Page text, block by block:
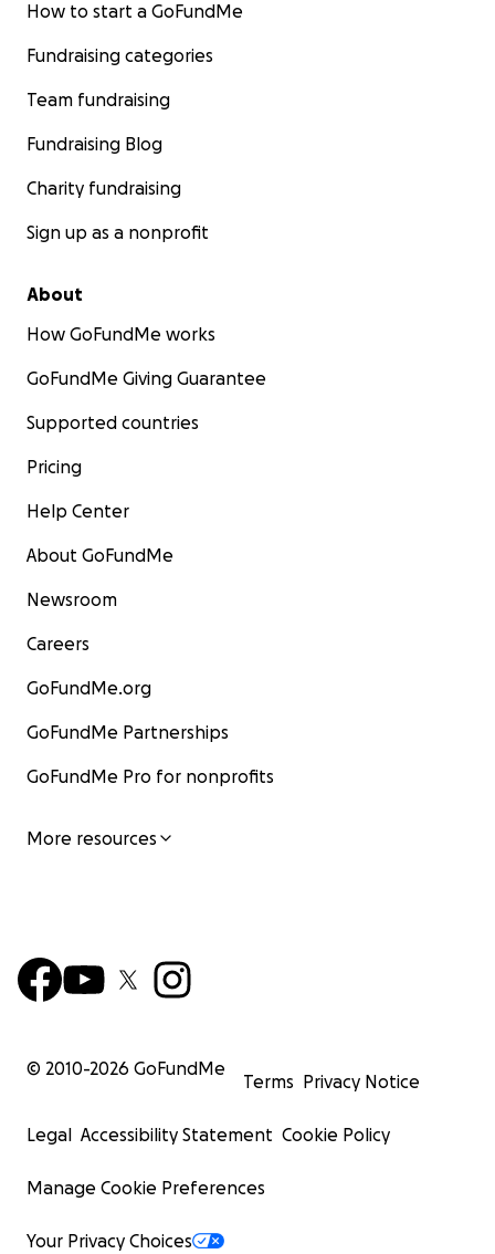
How to start a GoFundMe
Fundraising categories
Team fundraising
Fundraising Blog
Charity fundraising
Sign up as a nonprofit
About
How GoFundMe works
GoFundMe Giving Guarantee
Supported countries
Pricing
Help Center
About GoFundMe
Newsroom
Careers
GoFundMe.org
GoFundMe Partnerships
GoFundMe Pro for nonprofits
More resources
© 2010-2026 GoFundMe
Terms Privacy Notice
Legal Accessibility Statement Cookie Policy
Manage Cookie Preferences
Your Privacy Choices